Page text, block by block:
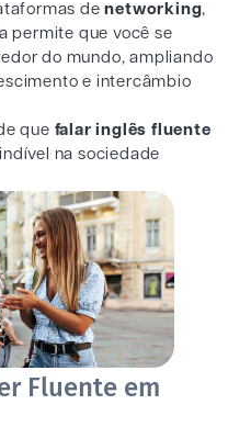
denetworking,
permite que você se
do mundo, ampliando
e intercâmbio
que falar inglês fluente
na sociedade
Fluente em